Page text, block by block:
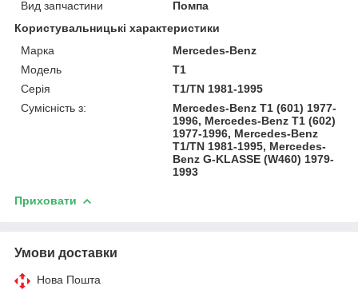
Вид запчастини
Помпа
Користувальницькі характеристики
Марка
Mercedes-Benz
Модель
T1
Серія
T1/TN 1981-1995
Сумісність з:
Mercedes-Benz T1 (601) 1977-
1996, Mercedes-Benz T1 (602)
1977-1996, Mercedes-Benz
T1/TN 1981-1995, Mercedes-
Benz G-KLASSE (W460) 1979-
1993
Приховати
Умови доставки
Нова Пошта